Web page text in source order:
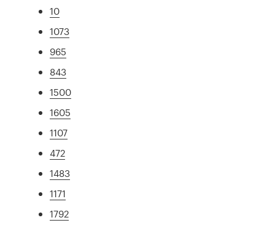
10
1073
965
843
1500
1605
1107
472
1483
1171
1792